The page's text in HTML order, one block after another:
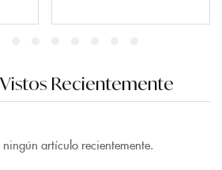
Recientemente
artículo recientemente.